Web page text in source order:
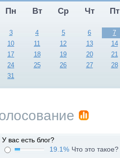
Пн
Вт Ср Чт Пт
3
4 5 6 7
10
11 12 13 14
17
18 19 20 21
24
25 26 27 28
31
У вас есть блог?
19.1% Что это такое?